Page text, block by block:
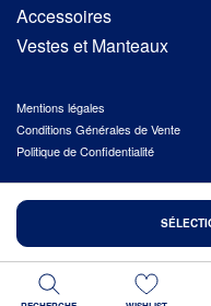
Accessoires
Vestes et Manteaux
Mentions légales
Conditions Générales de Vente
Politique de Confidentialité
© 2026 HÉROÏNES, TOUS DROITS
.